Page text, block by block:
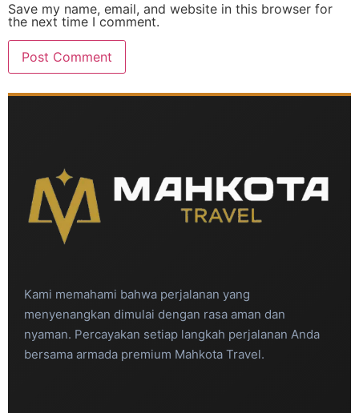
Save my name, email, and website in this browser for
the next time I comment.
Kami memahami bahwa perjalanan yang
menyenangkan dimulai dengan rasa aman dan
nyaman. Percayakan setiap langkah perjalanan Anda
bersama armada premium Mahkota Travel.